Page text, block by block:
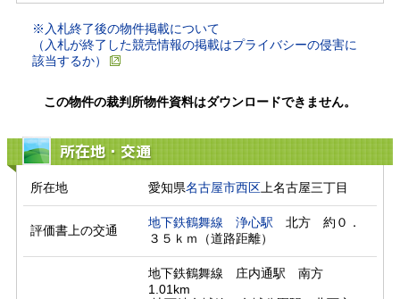
※入札終了後の物件掲載について
（入札が終了した競売情報の掲載はプライバシーの侵害に
該当するか）
この物件の裁判所物件資料はダウンロードできません。
所在地・交通
所在地 愛知県名古屋市西区上名古屋三丁目
評価書上の交通
地下鉄鶴舞線 浄心駅 北方　約０．
３５ｋｍ（道路距離）
地下鉄鶴舞線　庄内通駅　南方
1.01km